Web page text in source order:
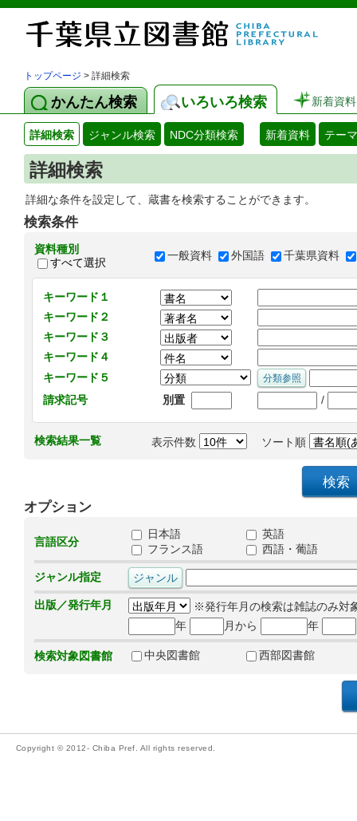
トップページ > 詳細検索
かんたん検索 いろいろ検索 新着資料
詳細検索 ジャンル検索 NDC分類検索 新着資料 テー
詳細検索
詳細な条件を設定して、蔵書を検索することができます。
検索条件
資料種別
すべて選択
一般資料 外国語 千葉県資料
キーワード１
キーワード２
キーワード３
キーワード４
キーワード５
請求記号
別置 /
検索結果一覧 表示件数 ソート順
オプション
言語区分
日本語
英語
フランス語
西語・葡語
ジャンル指定
出版／発行年月
※発行年月の検索は雑誌のみ対
年
月から 年
検索対象図書館 中央図書館 西部図書館
Copyright © 2012- Chiba Pref. All rights reserved.